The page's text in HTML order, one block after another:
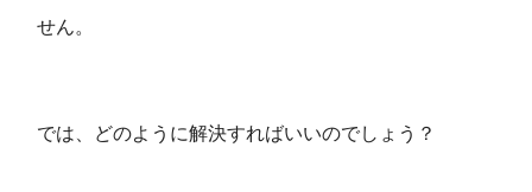
せん。
では、どのように解決すればいいのでしょう？